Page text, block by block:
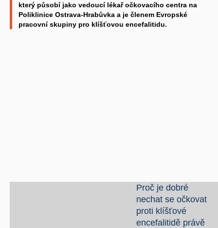
který působí jako vedoucí lékař očkovacího centra na
Poliklinice Ostrava-Hrabůvka a je členem Evropské
pracovní skupiny pro klíšťovou encefalitidu.
Proč je dobré
nechat se očkovat
proti klíšťové
encefalitidě právě